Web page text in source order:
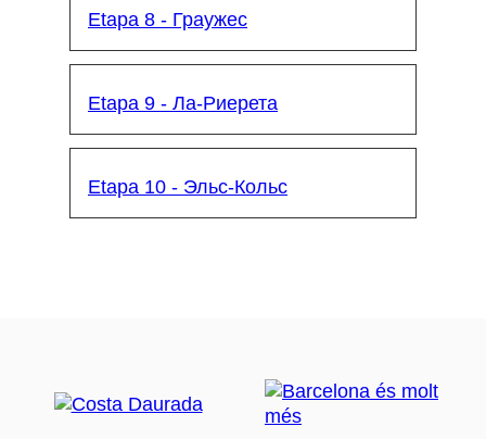
Etapa 8 - Граужес
Etapa 9 - Ла-Риерета
Etapa 10 - Эльс-Кольс